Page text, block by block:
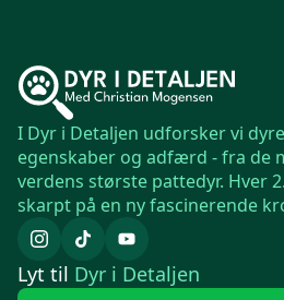
I Dyr i Detaljen udforsker vi
egenskaber og adfærd - fra de
verdens største pattedyr. Hver
skarpt på en ny fascinerende
Lyt til Dyr i Detaljen